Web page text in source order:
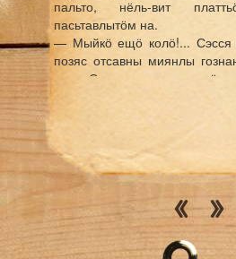
пальто, нёль-вит
пасьтавлытӧм на.
— Мыйкӧ ещӧ колӧ!... Сэсся
позяс отсавны миянлы
на-а. Сылы ен отсалас
мӧвпалӧ Спира Иван гӧтыр.
олысь морт. Мый
приданнӧйӧ. Сійӧн и
сэтшӧм коми мортыд.
пӧт видзасны, медтыкӧ
II.